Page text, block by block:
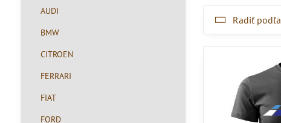
Radiť
AUDI
BMW
CITROEN
FERRARI
FIAT
FORD